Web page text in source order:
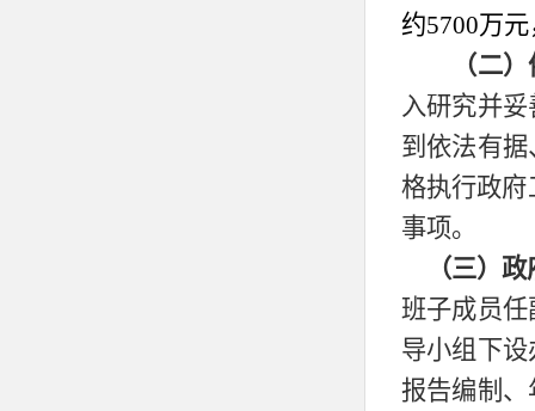
约5700万
（二
入研究并
到依法有
格执行政府
事项。
（三）
班子成员
导小组下
报告编制